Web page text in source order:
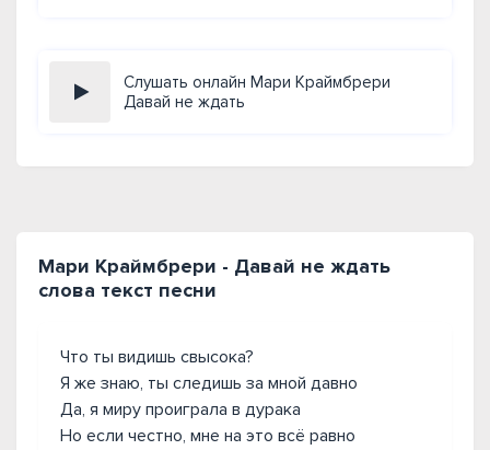
Слушать онлайн Мари Краймбрери
Давай не ждать
Мари Краймбрери - Давай не ждать
слова текст песни
Что ты видишь свысока?
Я же знаю, ты следишь за мной давно
Да, я миру проиграла в дурака
Но если честно, мне на это всё равно